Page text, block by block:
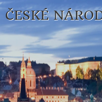
ČESKÉ